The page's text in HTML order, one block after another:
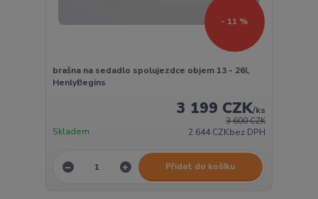
- 11 %
brašna na sedadlo spolujezdce objem 13 - 26l,
HenlyBegins
3 600 CZK
3 199 CZK/ks
2 644 CZKbez DPH
Skladem
Přidat do košíku